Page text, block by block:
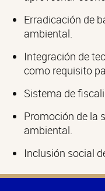
Erradicación de
ambiental.
Integración de
como requisito
Sistema de
Promoción de la
ambiental.
Inclusión social